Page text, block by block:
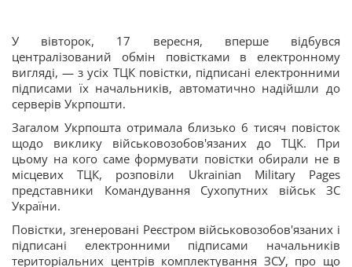
У вівторок, 17 вересня, вперше відбувся
централізований обмін повістками в електронному
вигляді, — з усіх ТЦК повістки, підписані електронними
підписами їх начальників, автоматично надійшли до
серверів Укрпошти.
Загалом Укрпошта отримала близько 6 тисяч повісток
щодо виклику військовозобов'язаних до ТЦК. При
цьому на кого саме формувати повістки обирали не в
місцевих ТЦК, розповіли Ukrainian Military Pages
представники Командування Сухопутних військ ЗС
України.
Повістки, згенеровані Реєстром військовозобов'язаних і
підписані електронними підписами начальників
територіальних центрів комплектування ЗСУ, про що